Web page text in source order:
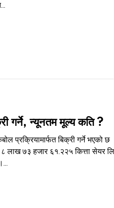
गर्ने, न्यूनतम मूल्य कति ?
प्रक्रियामार्फत बिक्री गर्ने
७३ हजार ६१.२२५ कित्ता सेयर